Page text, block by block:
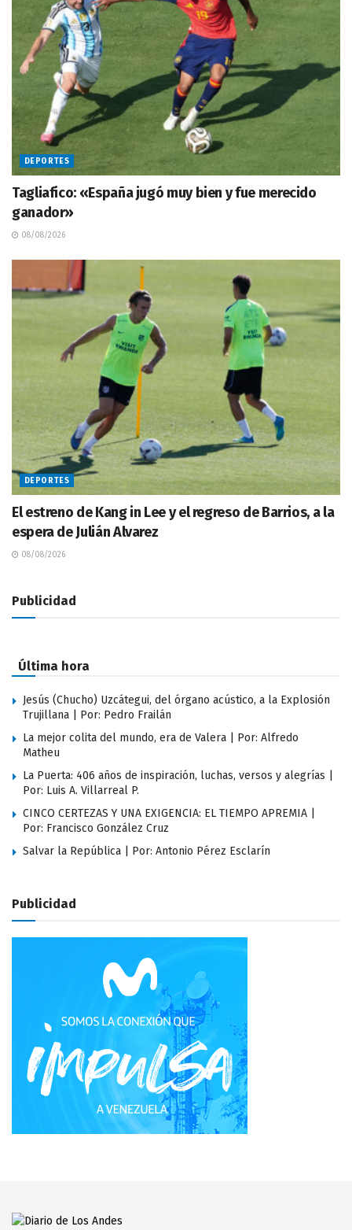
DEPORTES
Tagliafico: «España jugó muy bien y fue merecido
ganador»
08/08/2026
DEPORTES
El estreno de Kang in Lee y el regreso de Barrios, a la
espera de Julián Alvarez
08/08/2026
Publicidad
Última hora
Jesús (Chucho) Uzcátegui, del órgano acústico, a la Explosión
Trujillana | Por: Pedro Frailán
La mejor colita del mundo, era de Valera | Por: Alfredo
Matheu
La Puerta: 406 años de inspiración, luchas, versos y alegrías |
Por: Luis A. Villarreal P.
CINCO CERTEZAS Y UNA EXIGENCIA: EL TIEMPO APREMIA |
Por: Francisco González Cruz
Salvar la República | Por: Antonio Pérez Esclarín
Publicidad